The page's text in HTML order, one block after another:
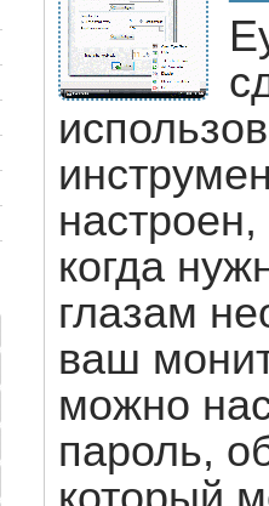
когда
глазам
ваш
можно
пароль,